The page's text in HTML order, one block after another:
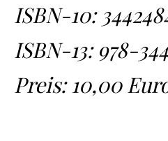
ISBN-10:
ISBN-13: 978-
Preis: 10,00